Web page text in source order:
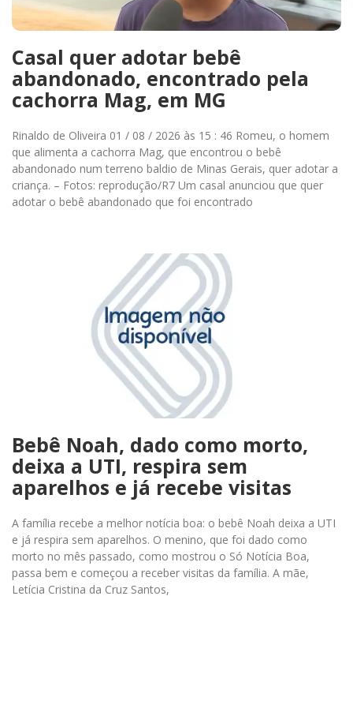
Casal quer adotar bebê
abandonado, encontrado pela
cachorra Mag, em MG
Rinaldo de Oliveira 01 / 08 / 2026 às 15 : 46 Romeu, o homem
que alimenta a cachorra Mag, que encontrou o bebê
abandonado num terreno baldio de Minas Gerais, quer adotar a
criança. – Fotos: reprodução/R7 Um casal anunciou que quer
adotar o bebê abandonado que foi encontrado
Bebê Noah, dado como morto,
deixa a UTI, respira sem
aparelhos e já recebe visitas
A família recebe a melhor notícia boa: o bebê Noah deixa a UTI
e já respira sem aparelhos. O menino, que foi dado como
morto no mês passado, como mostrou o Só Notícia Boa,
passa bem e começou a receber visitas da família. A mãe,
Letícia Cristina da Cruz Santos,